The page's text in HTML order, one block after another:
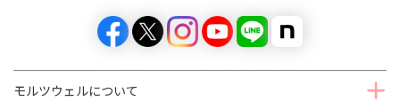
モルツウェルについて